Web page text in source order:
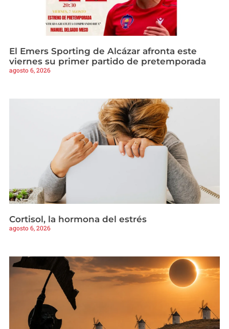
El Emers Sporting de Alcázar afronta este
viernes su primer partido de pretemporada
agosto 6, 2026
Cortisol, la hormona del estrés
agosto 6, 2026